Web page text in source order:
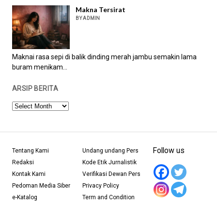
Makna Tersirat
BY ADMIN
Maknai rasa sepi di balik dinding merah jambu semakin lama
buram menikam...
ARSIP BERITA
ARSIP
Tentang Kami
Redaksi
Kontak Kami
Pedoman Media Siber
e-Katalog
Undang undang Pers
Kode Etik Jurnalistik
Verifikasi Dewan Pers
Privacy Policy
Term and Condition
Follow us